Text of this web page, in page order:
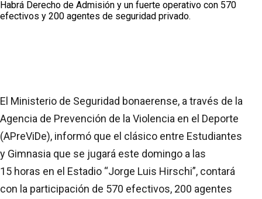
Habrá Derecho de Admisión y un fuerte operativo con 570
efectivos y 200 agentes de seguridad privado.
El Ministerio de Seguridad bonaerense, a través de la
Agencia de Prevención de la Violencia en el Deporte
(APreViDe), informó que el clásico entre Estudiantes
y Gimnasia que se jugará este domingo a las
15 horas en el Estadio “Jorge Luis Hirschi”, contará
con la participación de 570 efectivos, 200 agentes